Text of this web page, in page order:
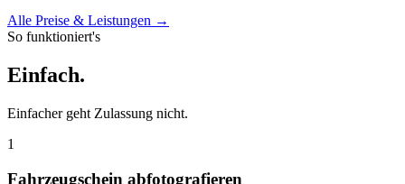
Alle Preise & Leistungen →
So funktioniert's
Einfach.
Einfacher geht Zulassung nicht.
1
Fahrzeugschein abfotografieren